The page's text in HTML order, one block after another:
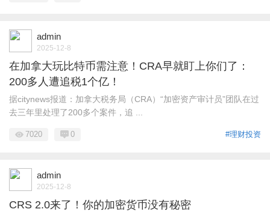
admin
2025-12-8
在加拿大玩比特币需注意！CRA早就盯上你们了：
200多人遭追税1个亿！
据citynews报道：加拿大税务局（CRA）“加密资产审计员”团队在过
去三年里处理了200多个案件，追 ...
#理财投资
7020 0
admin
2025-12-8
CRS 2.0来了！你的加密货币没有秘密